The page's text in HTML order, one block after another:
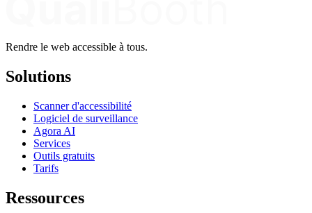
Rendre le web accessible à tous.
Solutions
Scanner d'accessibilité
Logiciel de surveillance
Agora AI
Services
Outils gratuits
Tarifs
Ressources